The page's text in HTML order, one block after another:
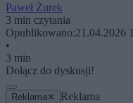
Paweł Żurek
3 min czytania
Opublikowano:21.04.2026
•
3 min
Dołącz do dyskusji!
Reklama ✕ Reklama